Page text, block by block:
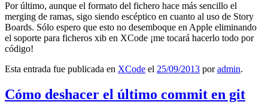
Por último, aunque el formato del fichero hace más sencillo el
merging de ramas, sigo siendo escéptico en cuanto al uso de Story
Boards. Sólo espero que esto no desemboque en Apple eliminando
el soporte para ficheros xib en XCode ¡me tocará hacerlo todo por
código!
Esta entrada fue publicada en XCode el 25/09/2013 poradmin.
Cómo deshacer el último commit en git